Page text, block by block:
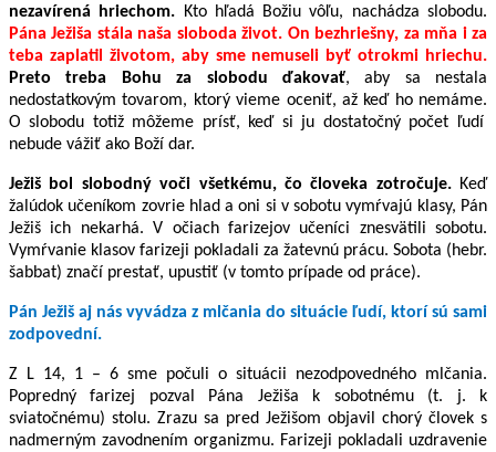
nezavírená hriechom. Kto hľadá Božiu vôľu, nachádza slobodu.
Pána Ježiša stála naša sloboda život. On bezhriešny, za mňa i za
teba zaplatil životom, aby sme nemuseli byť otrokmi hriechu.
Preto treba Bohu za slobodu ďakovať, aby sa nestala
nedostatkovým tovarom, ktorý vieme oceniť, až keď ho nemáme.
O slobodu totiž môžeme prísť, keď si ju dostatočný počet ľudí
nebude vážiť ako Boží dar.
Ježiš bol slobodný voči všetkému, čo človeka zotročuje.Keď
žalúdok učeníkom zovrie hlad a oni si v sobotu vymŕvajú klasy, Pán
Ježiš ich nekarhá. V očiach farizejov učeníci znesvätili sobotu.
Vymŕvanie klasov farizeji pokladali za žatevnú prácu. Sobota (hebr.
šabbat) značí prestať, upustiť (v tomto prípade od práce).
Pán Ježiš aj nás vyvádza z mlčania do situácie ľudí, ktorí sú sami
zodpovední.
Z L 14, 1 – 6 sme počuli o situácii nezodpovedného mlčania.
Popredný farizej pozval Pána Ježiša k sobotnému (t. j. k
sviatočnému) stolu. Zrazu sa pred Ježišom objavil chorý človek s
nadmerným zavodnením organizmu. Farizeji pokladali uzdravenie